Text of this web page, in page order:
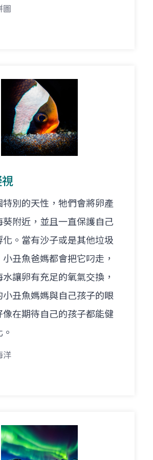
圖
特別的天性，牠們會將卵產
葵附近，並且一直保護自己
化。當有沙子或是其他垃圾
丑魚爸媽都會把它叼走，
讓卵有充足的氧氣交換，
小丑魚媽媽與自己孩子的眼
像在期待自己的孩子都能健
洋